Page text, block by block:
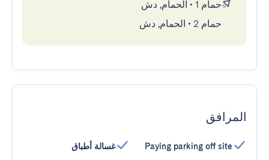
حمام 1
• الحمام, دش
حمام 2
• الحمام, دش
المرافق
Paying parking off site
غسالة أطباق